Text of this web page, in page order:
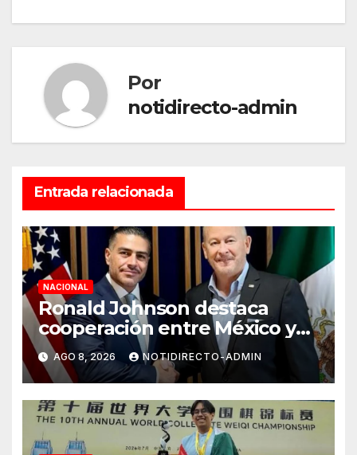
Por
notidirecto-admin
Entrada relacionada
NACIONAL
Ronald Johnson destaca
cooperación entre México y
EU para la seguridad en
región aguacatera de
Michoacán
AGO 8, 2026 NOTIDIRECTO-ADMIN